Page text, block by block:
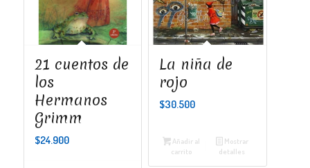
21 cuentos de
los
Hermanos
Grimm
$24.900
La niña de
rojo
$30.500
Añadir al
carrito
Mostrar
detalles